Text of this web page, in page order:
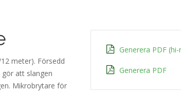
meter). Försedd
att slangen
Mikrobrytare för
Generera PDF (hi-
Generera PDF